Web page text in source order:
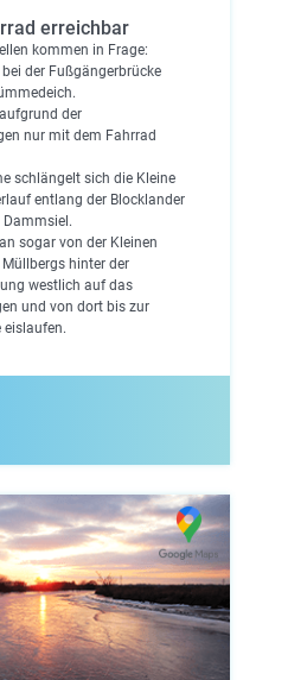
erreichbar
kommen in Frage:
der Fußgängerbrücke
der
nur mit dem Fahrrad
schlängelt sich die Kleine
entlang der Blocklander
sogar von der Kleinen
hinter der
westlich auf das
und von dort bis zur
eislaufen.